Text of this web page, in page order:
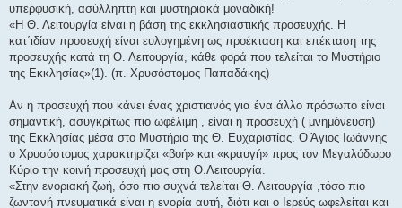
υπερφυσική, ασύλληπτη και μυστηριακά μοναδική!
«Η Θ. Λειτουργία είναι η βάση της εκκλησιαστικής προσευχής. Η
κατ΄ιδίαν προσευχή είναι ευλογημένη ως προέκταση και επέκταση της
προσευχής κατά τη Θ. Λειτουργία, κάθε φορά που τελείται το Μυστήριο
της Εκκλησίας»(1). (π. Χρυσόστομος Παπαδάκης)
Αν η προσευχή που κάνει ένας χριστιανός για ένα άλλο πρόσωπο είναι
σημαντική, ασυγκρίτως πιο ωφέλιμη , είναι η προσευχή ( μνημόνευση)
της Εκκλησίας μέσα στο Μυστήριο της Θ. Ευχαριστίας. Ο Άγιος Ιωάννης
ο Χρυσόστομος χαρακτηρίζει «βοή» και «κραυγή» προς τον Μεγαλόδωρο
Κύριο την κοινή προσευχή μας στη Θ.Λειτουργία.
«Στην ενοριακή ζωή, όσο πιο συχνά τελείται Θ. Λειτουργία ,τόσο πιο
ζωντανή πνευματικά είναι η ενορία αυτή, διότι και ο Ιερεύς ωφελείται και